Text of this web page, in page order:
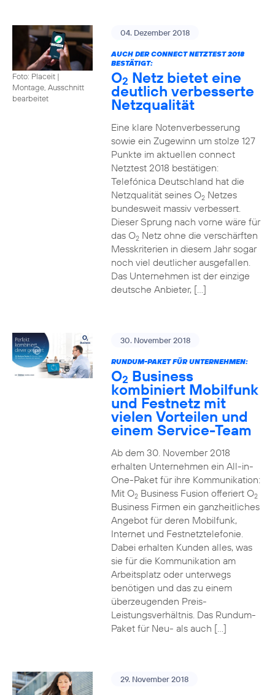
Foto: Placeit |
Montage, Ausschnitt
bearbeitet
04. Dezember 2018
AUCH DER CONNECT NETZTEST 2018
BESTÄTIGT:
O2 Netz bietet eine
deutlich verbesserte
Netzqualität
Eine klare Notenverbesserung
sowie ein Zugewinn um stolze 127
Punkte im aktuellen connect
Netztest 2018 bestätigen:
Telefónica Deutschland hat die
Netzqualität seines O2Netzes
bundesweit massiv verbessert.
Dieser Sprung nach vorne wäre für
das O2Netz ohne die verschärften
Messkriterien in diesem Jahr sogar
noch viel deutlicher ausgefallen.
Das Unternehmen ist der einzige
deutsche Anbieter, […]
30. November 2018
RUNDUM-PAKET FÜR UNTERNEHMEN:
O2 Business
kombiniert Mobilfunk
und Festnetz mit
vielen Vorteilen und
einem Service-Team
Ab dem 30. November 2018
erhalten Unternehmen ein All-in-
One-Paket für ihre Kommunikation:
Mit O2Business Fusion offeriert O2
Business Firmen ein ganzheitliches
Angebot für deren Mobilfunk,
Internet und Festnetztelefonie.
Dabei erhalten Kunden alles, was
sie für die Kommunikation am
Arbeitsplatz oder unterwegs
benötigen und das zu einem
überzeugenden Preis-
Leistungsverhältnis. Das Rundum-
Paket für Neu- als auch […]
29. November 2018